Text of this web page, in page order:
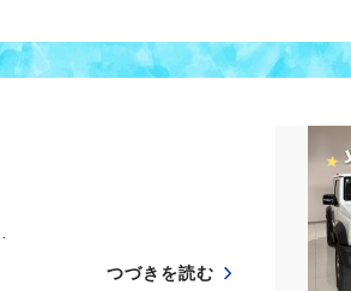
つづきを読む